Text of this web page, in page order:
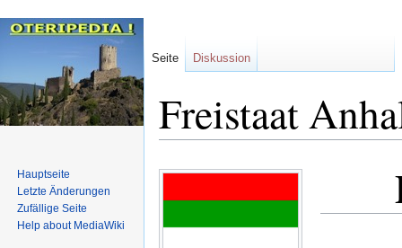
Freistaat
Zur
Zur
Seite Diskussion
Hauptseite
Letzte Änderungen
Zufällige Seite
Help about MediaWiki